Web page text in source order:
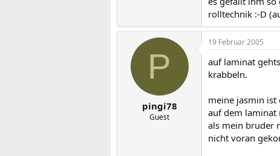
rolltechnik :-D
P
pingi78
Guest
19 Februar 2005
auf laminat
krabbeln.
meine jasmin
auf dem laminat
als mein bruder
nicht voran